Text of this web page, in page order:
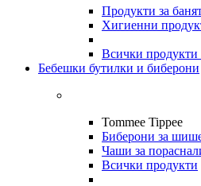
Продукти за
Хигиенни
Всички продукти
Бебешки бутилки и биберони
Tommee Tippee
Биберони за
Чаши за
Всички продукти